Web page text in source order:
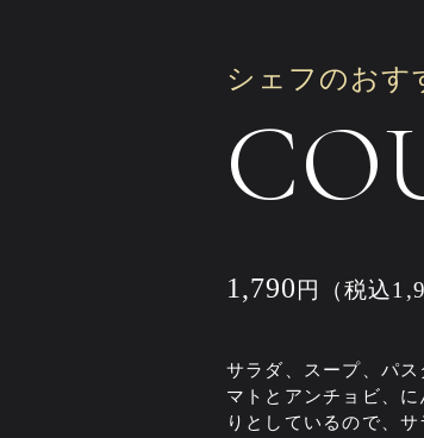
シェフのおす
1,790 円（税込
サラダ、スープ、パ
マトとアンチョビ、
りとしているので、